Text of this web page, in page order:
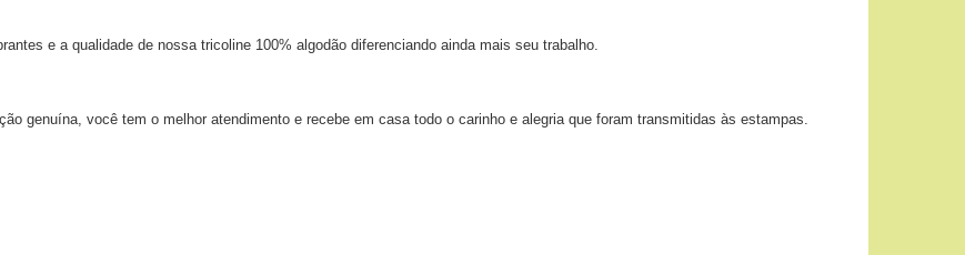
e a qualidade de nossa tricoline 100% algodão diferenciando ainda mais seu trabalho.
genuína, você tem o melhor atendimento e recebe em casa todo o carinho e alegria que foram transmitidas às estampas.